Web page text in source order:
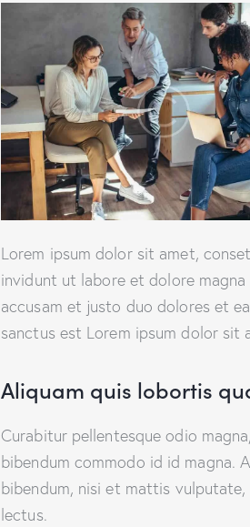
Lorem ipsum dolor sit amet,
invidunt ut labore et dolore
accusam et justo duo dolores et
sanctus est Lorem ipsum dolor sit
Aliquam quis lobortis
Curabitur pellentesque odio
bibendum commodo id id magna.
bibendum, nisi et mattis
lectus.